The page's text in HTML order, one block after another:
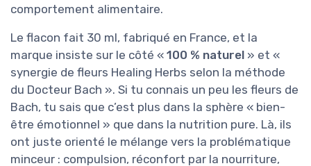
comportement alimentaire.
Le flacon fait 30 ml, fabriqué en France, et la
marque insiste sur le côté « 100 % naturel » et «
synergie de fleurs Healing Herbs selon la méthode
du Docteur Bach ». Si tu connais un peu les fleurs de
Bach, tu sais que c’est plus dans la sphère « bien-
être émotionnel » que dans la nutrition pure. Là, ils
ont juste orienté le mélange vers la problématique
minceur : compulsion, réconfort par la nourriture,